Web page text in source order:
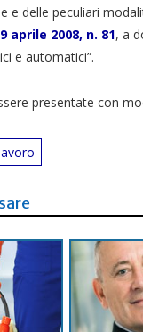
e delle peculiari
2008, n. 81, a
e automatici”.
presentate con